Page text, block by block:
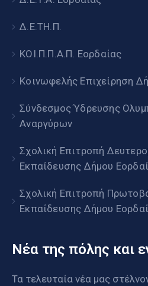
Δ.Ε.ΤΗ.Π.
ΚΟΙ.Π.Π.Α.Π. Εορδαίας
Κοινωφελής Επιχείρηση
Σύνδεσμος Ύδρευσης
Αναργύρων
Σχολική Επιτροπή
Εκπαίδευσης Δήμου
Σχολική Επιτροπή
Εκπαίδευσης Δήμου
Νέα της πόλης και
Τα τελευταία νέα μας